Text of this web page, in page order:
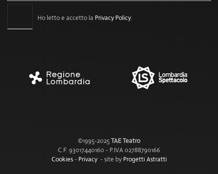
Ho letto e accetto la Privacy Policy.
©1995-2025TAE Teatro
C.F. 93017440160 - P.IVA 02788790166
Cookies- Privacy- site byProgetti Astratti